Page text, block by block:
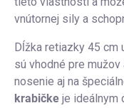
vnútornej sily a
Dĺžka retiazky 45 cm
sú vhodné pre mužov
nosenie aj na
krabičke je ideálnym